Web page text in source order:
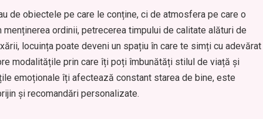
de obiectele pe care le conține, ci de atmosfera pe care o
ordinii, petrecerea timpului de calitate alături de
locuința poate deveni un spațiu în care te simți cu adevărat
modalitățile prin care îți poți îmbunătăți stilul de viață și
emoționale îți afectează constant starea de bine, este
și recomandări personalizate.